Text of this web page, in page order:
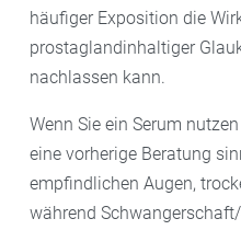
häufiger Exposition die
prostaglandinhaltiger
nachlassen kann.
Wenn Sie ein Serum
eine vorherige Beratung
empfindlichen Augen,
während